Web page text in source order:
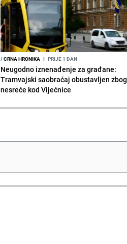
/CRNA HRONIKA I PRIJE 1 DAN
Neugodno iznenađenje za građane:
Tramvajski saobraćaj obustavljen zbog
nesreće kod Vijećnice